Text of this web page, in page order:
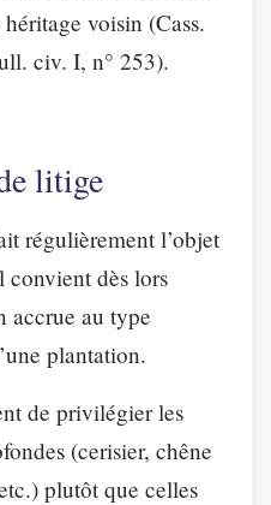
voisin (Cass.
civ. I, n° 253).
litige
régulièrement l’objet
dès lors
accrue au type
plantation.
de privilégier les
(cerisier, chêne
plutôt que celles